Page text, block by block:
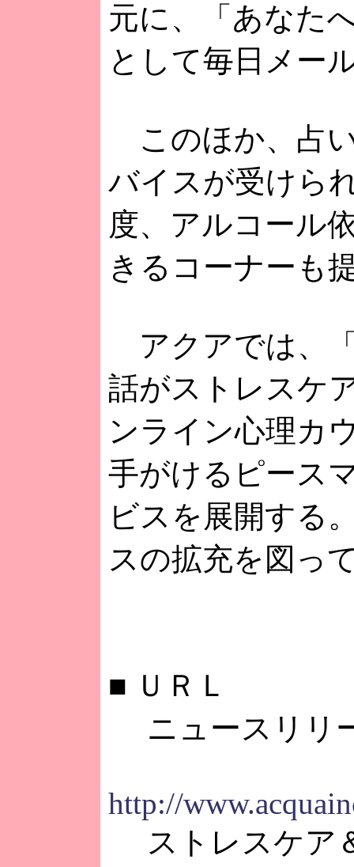
元に、「あなた
として毎日メー
このほか、占
バイスが受けら
度、アルコール
きるコーナーも
アクアでは、
話がストレスケ
ンライン心理カ
手がけるピース
ビスを展開する
スの拡充を図っ
■ ＵＲＬ
ニュースリリ
http://
ストレスケア